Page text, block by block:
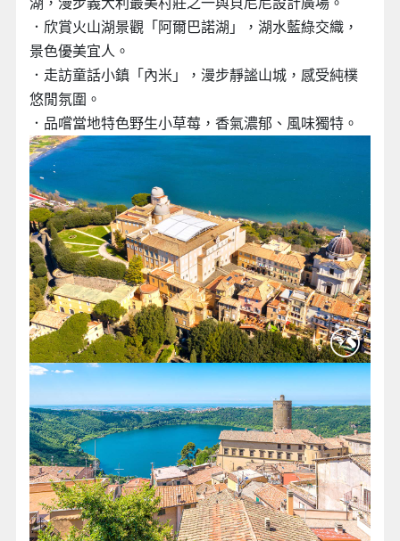
湖，漫步義大利最美村莊之一與貝尼尼設計廣場。
．欣賞火山湖景觀「阿爾巴諾湖」，湖水藍綠交織，
景色優美宜人。
．走訪童話小鎮「內米」，漫步靜謐山城，感受純樸
悠閒氛圍。
．品嚐當地特色野生小草莓，香氣濃郁、風味獨特。